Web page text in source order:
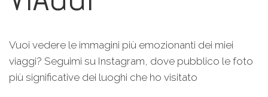
Vuoi vedere le immagini più emozionanti dei miei
viaggi? Seguimi su Instagram, dove pubblico le foto
più significative dei luoghi che ho visitato